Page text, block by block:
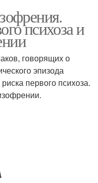
психоза и
говорящих о
эпизода
первого психоза.